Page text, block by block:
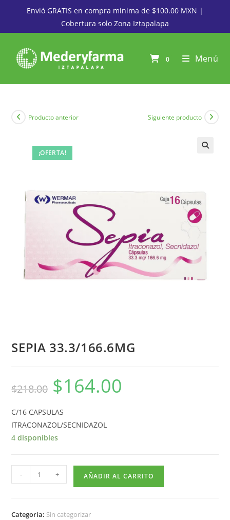
Envió GRATIS en compra minima de $100.00 MXN |
Cobertura solo Zona Iztapalapa
0 Menú
¡OFERTA!
Producto anterior Siguiente producto
SEPIA 33.3/166.6MG
$218.00 $164.00
C/16 CAPSULAS
ITRACONAZOL/SECNIDAZOL
4 disponibles
- + AÑADIR AL CARRITO
Categoría: Sin categorizar